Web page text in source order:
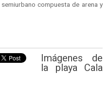
compuesta de arena y
Imágenes de
la playa Cala